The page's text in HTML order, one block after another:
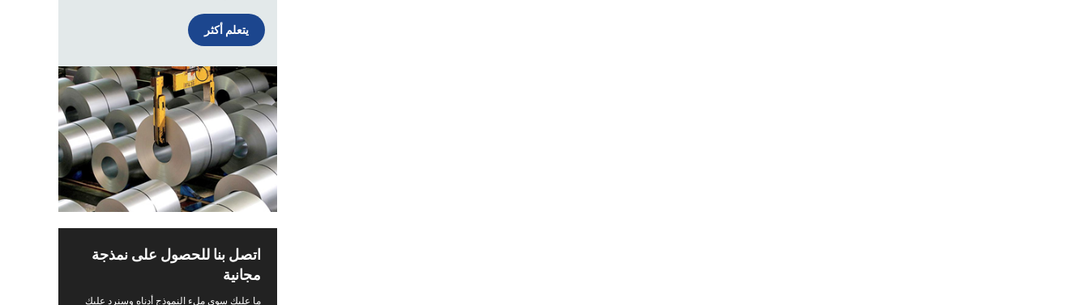
يتعلم أكثر
اتصل بنا للحصول على نمذجة
مجانية
ما عليك سوى ملء النموذج أدناه وسنرد عليك